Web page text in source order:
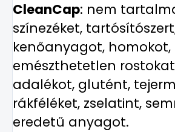
CleanCap: nem
színezéket,
kenőanyagot, homokot,
emészthetetlen
adalékot, glutént,
rákféléket, zselatint,
eredetű anyagot.